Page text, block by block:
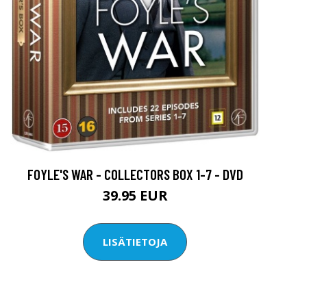
FOYLE'S WAR - COLLECTORS BOX 1-7 - DVD
39.95 EUR
LISÄTIETOJA